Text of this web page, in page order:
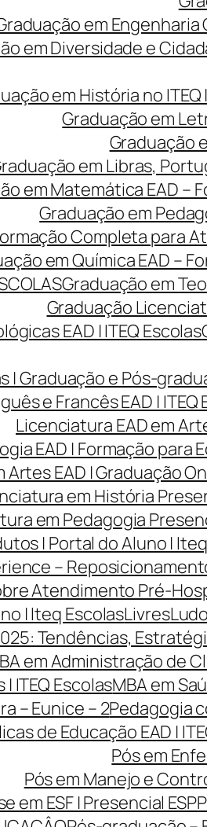
em
em Diversidade e
em História no
Graduação em
Graduação
em Libras,
em Matemática EAD –
Graduação em
Completa para
em Química EAD –
Graduação em
Graduação
EAD | ITEQ Escolas
| Graduação e Pós-
e Francês EAD | ITEQ
Licenciatura EAD em
EAD | Formação para
EAD | Graduação
em História
em Pedagogia
| Portal do Aluno |
–
Atendimento Pré-
| Iteq EscolasLivres
Tendências,
em Administração de
ITEQ EscolasMBA em
– Eunice – 2Pedagogia
de Educação EAD |
Pós em
Pós em Manejo e
em ESF | Presencial ESP